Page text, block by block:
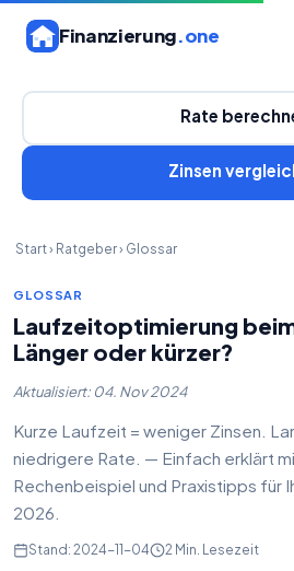
Finanzierung.one
Rate
Zinsen
Start› Ratgeber› Glossar
GLOSSAR
Laufzeitoptimierung
Länger oder kürzer?
Aktualisiert: 04. Nov 2024
Kurze Laufzeit = weniger Zinsen.
niedrigere Rate. — Einfach erklärt
Rechenbeispiel und Praxistipps für
2026.
Stand: 2024-11-04 2 Min. Lesezeit